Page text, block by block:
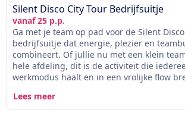
Silent Disco City Tour Bedrijfsuitje
vanaf 25 p.p.
Ga met je team op pad voor de Silent
bedrijfsuitje dat energie, plezier en
combineert. Of jullie nu met een klein
hele afdeling, dit is de activiteit die
werkmodus haalt en in een vrolijke flow
Lees meer